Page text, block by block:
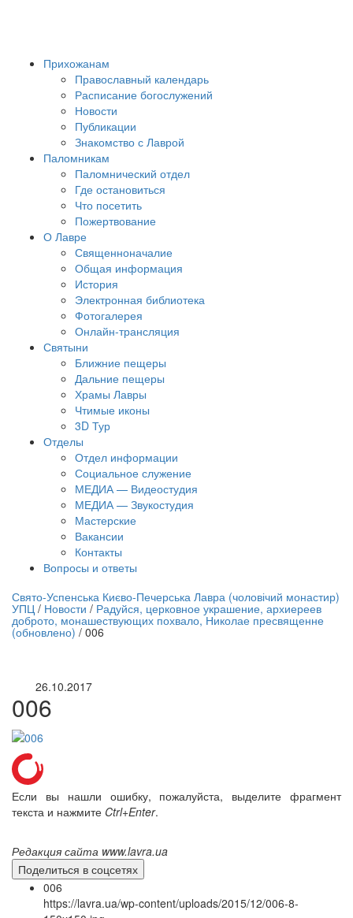
Прихожанам
Православный календарь
Расписание богослужений
Новости
Публикации
Знакомство с Лаврой
Паломникам
Паломнический отдел
Где остановиться
Что посетить
Пожертвование
О Лавре
Священноначалие
Общая информация
История
Электронная библиотека
Фотогалерея
Онлайн-трансляция
Святыни
Ближние пещеры
Дальние пещеры
Храмы Лавры
Чтимые иконы
3D Тур
Отделы
Отдел информации
Социальное служение
МЕДИА — Видеостудия
МЕДИА — Звукостудия
Мастерские
Вакансии
Контакты
Вопросы и ответы
трансляция | 12 сентября
трансляции
Свято-Успенська Києво-Печерська Лавра (чоловічий монастир)
УПЦ / Новости / Радуйся, церковное украшение, архиереев
доброто, монашествующих похвало, Николае пресвященне
(обновлено) / 006
26.10.2017
006
Если вы нашли ошибку, пожалуйста, выделите фрагмент
текста и нажмите Ctrl+Enter.
Редакция сайта www.lavra.ua
Поделиться в соцсетях
006
https://lavra.ua/wp-content/uploads/2015/12/006-8-